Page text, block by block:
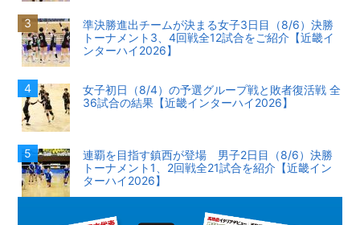
準決勝進出チームが決まる女子3日目（8/6）決勝
トーナメント3、4回戦全12試合をご紹介【近畿イ
ンターハイ2026】
女子初日（8/4）の予選グループ戦と敗者復活戦 全
36試合の結果【近畿インターハイ2026】
連覇を目指す鎮西が登場 男子2日目（8/6）決勝
トーナメント1、2回戦全21試合を紹介【近畿イン
ターハイ2026】